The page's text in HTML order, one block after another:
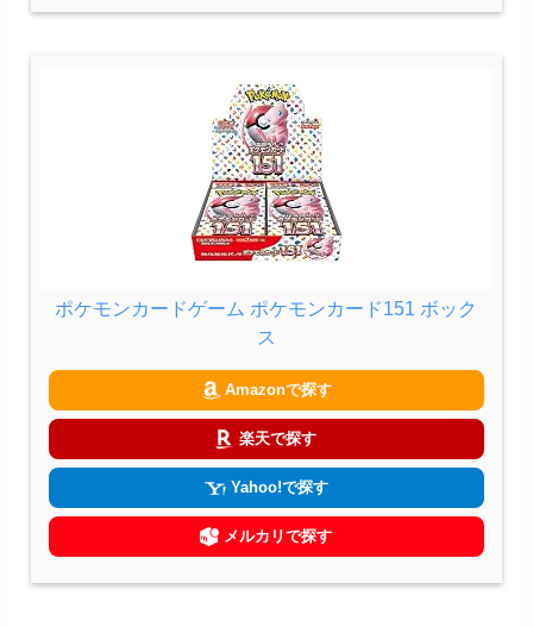
ポケモンカードゲーム ポケモンカード151 ボック
ス
Amazonで探す
楽天で探す
Yahoo!で探す
メルカリで探す